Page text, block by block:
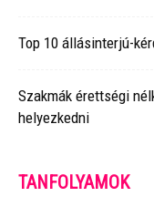
Top 10 állásinterjú-
Szakmák érettségi
helyezkedni
TANFOLYAMOK